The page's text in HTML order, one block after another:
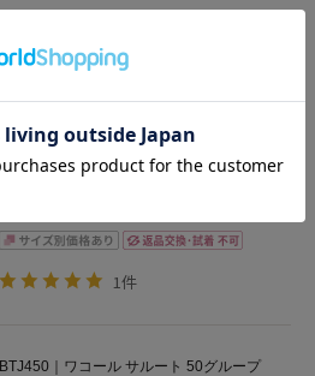
カップ アンダー65/70/75/80/85cm
18,700 円(税込)
1件
BTJ450｜ワコール サルート 50グループ